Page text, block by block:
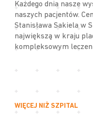
Każdego dnia nasze
naszych pacjentów.
Stanisława Sakiela w
największą w kraju
kompleksowym
WIĘCEJ NIŻ SZPITAL